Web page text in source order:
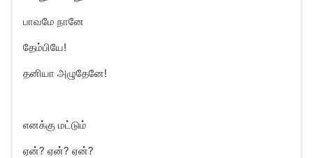
பாவமே நானே
தேம்பியே!
தனியா அழுதேனே!
எனக்கு மட்டும்
ஏன்? ஏன்? ஏன்?